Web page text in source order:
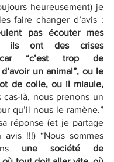
heureusement) je
faire changer d’avis :
pas écouter mes
ils ont des crises
car “c’est trop de
un animal”, ou le
de colle, ou il miaule,
là, nous prenons un
qu’il nous le ramène.”
réponse (et je partage
avis !!!) “Nous sommes
une société de